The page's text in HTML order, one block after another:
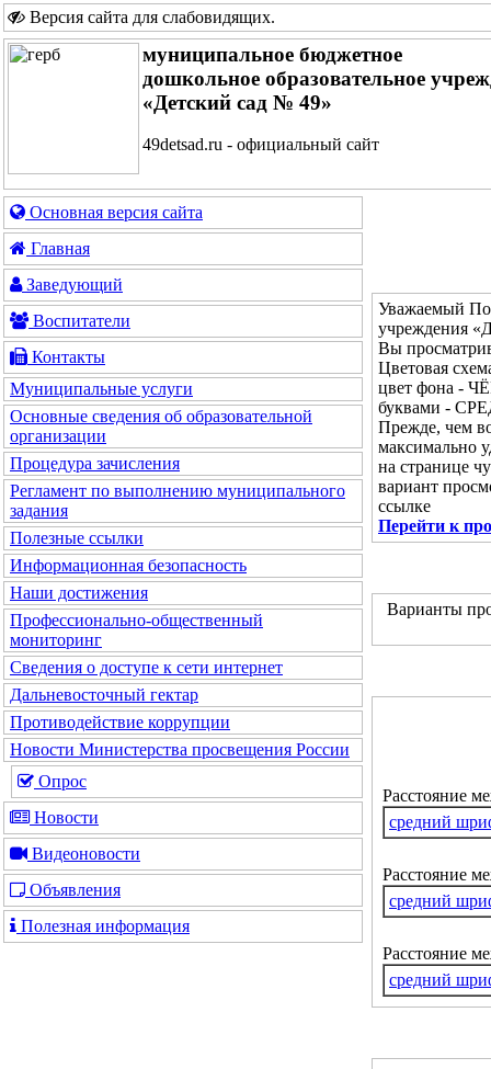
Версия сайта для слабовидящих.
муниципальное бюджетное
дошкольное образовательное
«Детский сад № 49»
49detsad.ru - официальный сайт
Основная версия сайта
Главная
Заведующий
Воспитатели
Контакты
Муниципальные услуги
Основные сведения об образовательной
организации
Процедура зачисления
Регламент по выполнению муниципального
задания
Полезные ссылки
Информационная безопасность
Наши достижения
Профессионально-общественный
мониторинг
Сведения о доступе к сети интернет
Дальневосточный гектар
Противодействие коррупции
Новости Министерства просвещения России
Опрос
Новости
Видеоновости
Объявления
Полезная информация
Уважаемый
учреждения
Вы
Цветовая
цвет фона -
буквами -
Прежде, чем
максимально
на странице
вариант
ссылке
Перейти к
Варианты
Расстояние
средний
Расстояние
средний
Расстояние
средний